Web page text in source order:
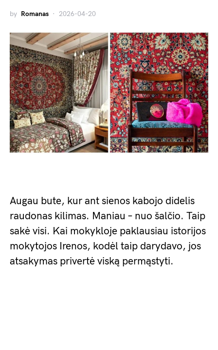
by Romanas 2026-04-20
Augau bute, kur ant sienos kabojo didelis
raudonas kilimas. Maniau – nuo šalčio. Taip
sakė visi. Kai mokykloje paklausiau istorijos
mokytojos Irenos, kodėl taip darydavo, jos
atsakymas privertė viską permąstyti.